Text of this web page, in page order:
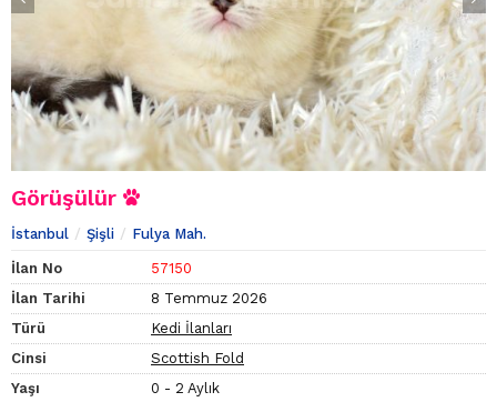
Görüşülür
İstanbul Şişli Fulya Mah.
İlan No
57150
İlan Tarihi
8 Temmuz 2026
Türü
Kedi İlanları
Cinsi
Scottish Fold
Yaşı
0 - 2 Aylık